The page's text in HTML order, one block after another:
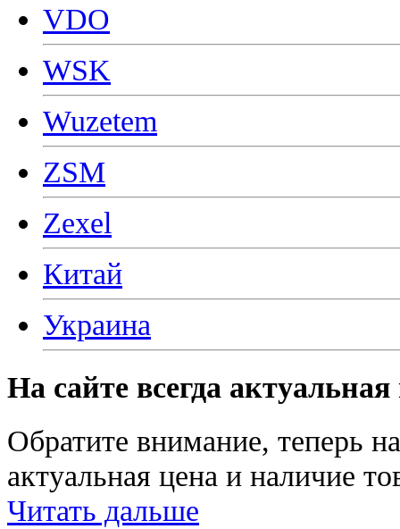
VDO
WSK
Wuzetem
ZSM
Zexel
Китай
Украина
На сайте всегда
Обратите внимание, теперь
актуальная цена и наличие
Читать дальше